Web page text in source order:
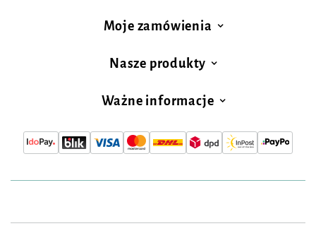
Moje zamówienia
Nasze produkty
Ważne informacje